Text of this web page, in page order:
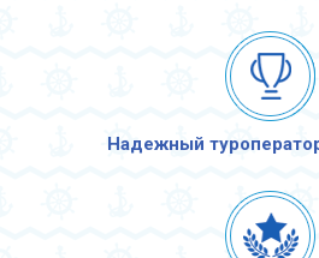
Надежный